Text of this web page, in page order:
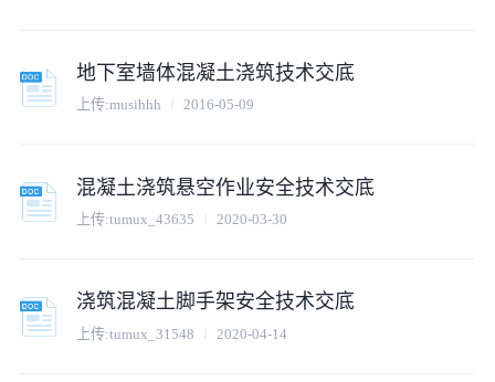
地下室墙体混凝土浇筑技术交底
上传:musihhh 2016-05-09
混凝土浇筑悬空作业安全技术交底
上传:tumux_43635 2020-03-30
浇筑混凝土脚手架安全技术交底
上传:tumux_31548 2020-04-14